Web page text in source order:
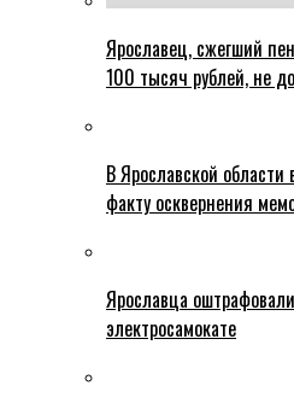
Ярославец, сжегший
100 тысяч рублей, не
В Ярославской области
факту осквернения
Ярославца
электросамокате